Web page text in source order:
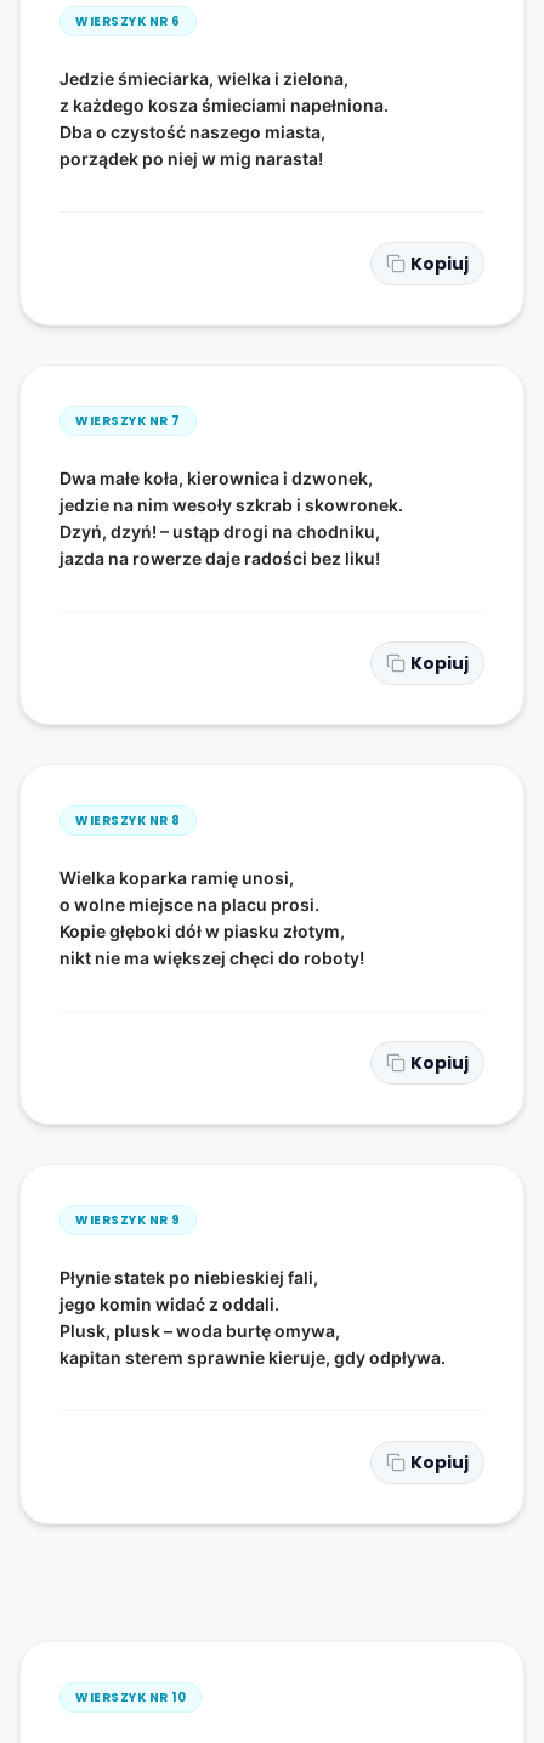
WIERSZYK NR 6
Jedzie śmieciarka, wielka i zielona,
z każdego kosza śmieciami napełniona.
Dba o czystość naszego miasta,
porządek po niej w mig narasta!
Kopiuj
WIERSZYK NR 7
Dwa małe koła, kierownica i dzwonek,
jedzie na nim wesoły szkrab i skowronek.
Dzyń, dzyń! – ustąp drogi na chodniku,
jazda na rowerze daje radości bez liku!
Kopiuj
WIERSZYK NR 8
Wielka koparka ramię unosi,
o wolne miejsce na placu prosi.
Kopie głęboki dół w piasku złotym,
nikt nie ma większej chęci do roboty!
Kopiuj
WIERSZYK NR 9
Płynie statek po niebieskiej fali,
jego komin widać z oddali.
Plusk, plusk – woda burtę omywa,
kapitan sterem sprawnie kieruje, gdy odpływa.
Kopiuj
WIERSZYK NR 10